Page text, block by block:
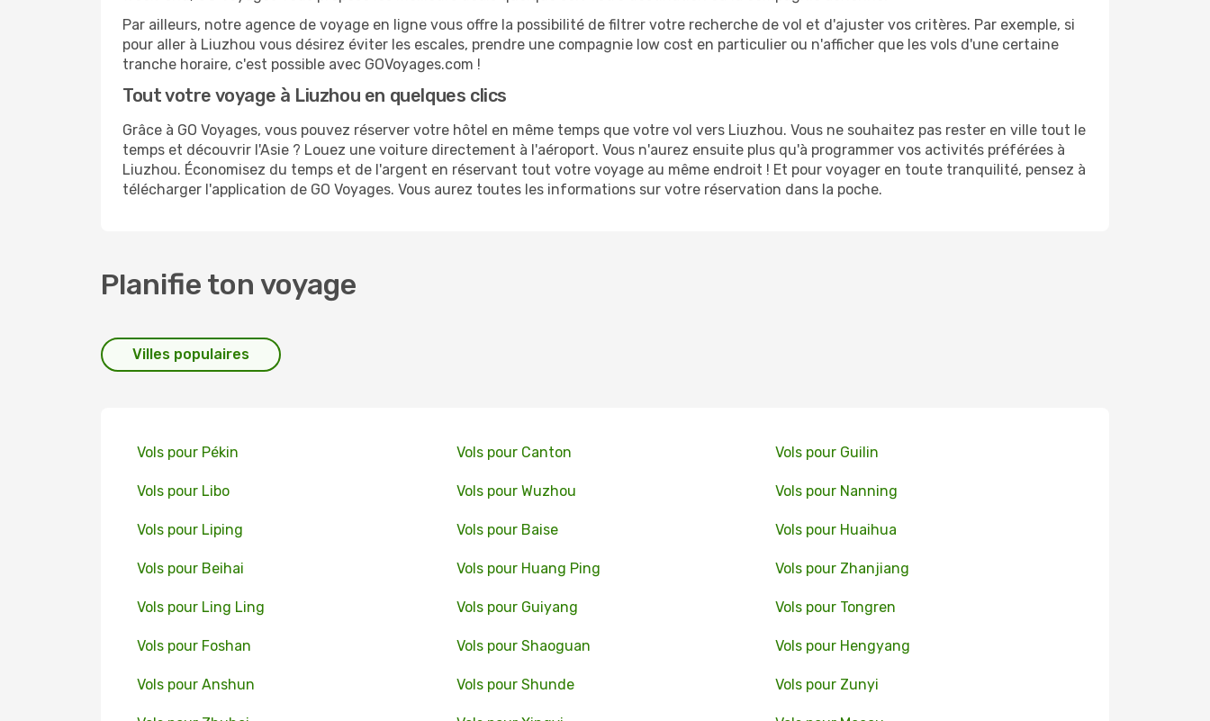
Par ailleurs, notre agence de voyage en ligne vous offre la possibilité de filtrer votre recherche de vol et d'ajuster vos critères. Par exemple, si
pour aller à Liuzhou vous désirez éviter les escales, prendre une compagnie low cost en particulier ou n'afficher que les vols d'une certaine
tranche horaire, c'est possible avec GOVoyages.com !
Tout votre voyage à Liuzhou en quelques clics
Grâce à GO Voyages, vous pouvez réserver votre hôtel en même temps que votre vol vers Liuzhou. Vous ne souhaitez pas rester en ville tout le
temps et découvrir l'Asie ? Louez une voiture directement à l'aéroport. Vous n'aurez ensuite plus qu'à programmer vos activités préférées à
Liuzhou. Économisez du temps et de l'argent en réservant tout votre voyage au même endroit ! Et pour voyager en toute tranquilité, pensez à
télécharger l'application de GO Voyages. Vous aurez toutes les informations sur votre réservation dans la poche.
Planifie ton voyage
Villes populaires
Vols pour Pékin Vols pour Canton Vols pour Guilin
Vols pour Libo Vols pour Wuzhou Vols pour Nanning
Vols pour Liping Vols pour Baise Vols pour Huaihua
Vols pour Beihai Vols pour Huang Ping Vols pour Zhanjiang
Vols pour Ling Ling Vols pour Guiyang Vols pour Tongren
Vols pour Foshan Vols pour Shaoguan Vols pour Hengyang
Vols pour Anshun Vols pour Shunde Vols pour Zunyi